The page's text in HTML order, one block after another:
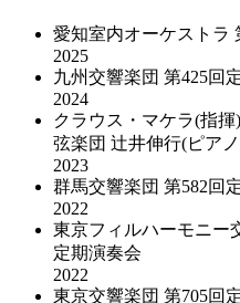
愛知室内オーケストラ
2025
九州交響楽団 第425回
2024
クラウス・マケラ(指
弦楽団 辻井伸行(ピア
2023
群馬交響楽団 第582回
2022
東京フィルハーモニー
定期演奏会
2022
東京交響楽団 第705回